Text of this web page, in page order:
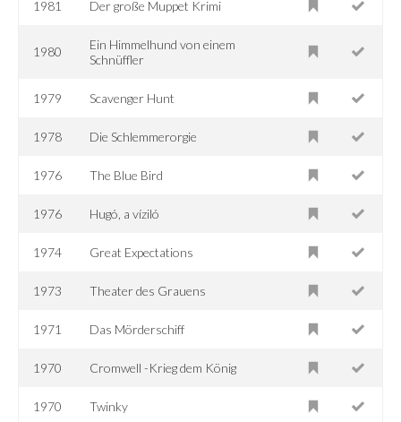
1981 Der große Muppet Krimi
1980
Ein Himmelhund von einem
Schnüffler
1979 Scavenger Hunt
1978 Die Schlemmerorgie
1976 The Blue Bird
1976 Hugó, a víziló
1974 Great Expectations
1973 Theater des Grauens
1971 Das Mörderschiff
1970 Cromwell -Krieg dem König
1970 Twinky